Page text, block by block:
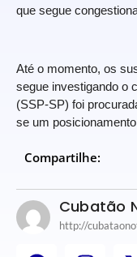
que segue
Até o momento, os
segue investigando o
(SSP-SP) foi
se um
Compartilhe:
Cubatão
http://